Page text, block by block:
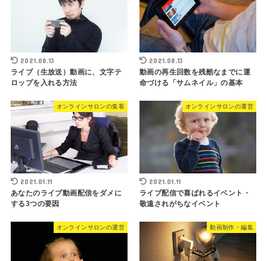
2021.08.13
ライブ（生放送）動画に、文字テ
ロップを入れる方法
2021.08.13
動画の再生回数を残酷なまでに運
命づける「サムネイル」の基本
オンラインサロンの集客
2021.01.11
あなたのライブ動画配信をダメに
する3つの要因
オンラインサロンの運営
2021.01.11
ライブ配信で喜ばれるイベント・
敬遠されがちなイベント
オンラインサロンの運営 動画制作・編集